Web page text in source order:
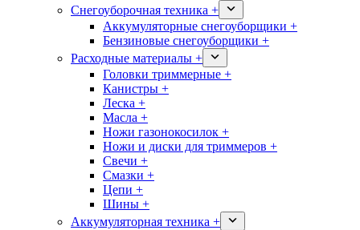
Снегоуборочная техника +
Аккумуляторные снегоуборщики +
Бензиновые снегоуборщики +
Расходные материалы +
Головки триммерные +
Канистры +
Леска +
Масла +
Ножи газонокосилок +
Ножи и диски для триммеров +
Свечи +
Смазки +
Цепи +
Шины +
Аккумуляторная техника +